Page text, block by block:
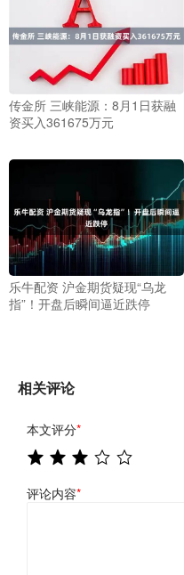
传金所 三峡能源：8月1日获融
资买入361675万元
乐牛配资 沪金期货疑现“乌龙
指”！开盘后瞬间逼近跌停
相关评论
本文评分*
评论内容*